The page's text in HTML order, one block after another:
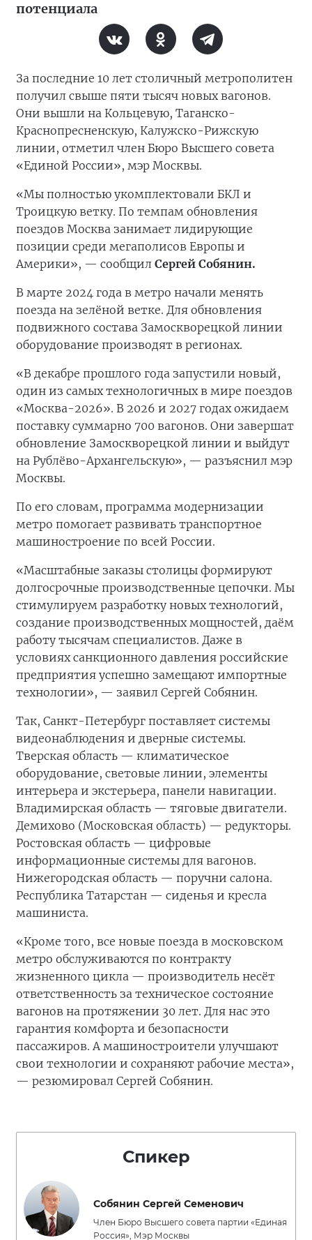
потенциала
За последние 10 лет столичный метрополитен
получил свыше пяти тысяч новых вагонов.
Они вышли на Кольцевую, Таганско-
Краснопресненскую, Калужско-Рижскую
линии, отметил член Бюро Высшего совета
«Единой России», мэр Москвы.
«Мы полностью укомплектовали БКЛ и
Троицкую ветку. По темпам обновления
поездов Москва занимает лидирующие
позиции среди мегаполисов Европы и
Америки», — сообщил Сергей Собянин.
В марте 2024 года в метро начали менять
поезда на зелёной ветке. Для обновления
подвижного состава Замоскворецкой линии
оборудование производят в регионах.
«В декабре прошлого года запустили новый,
один из самых технологичных в мире поездов
«Москва-2026». В 2026 и 2027 годах ожидаем
поставку суммарно 700 вагонов. Они завершат
обновление Замоскворецкой линии и выйдут
на Рублёво-Архангельскую», — разъяснил мэр
Москвы.
По его словам, программа модернизации
метро помогает развивать транспортное
машиностроение по всей России.
«Масштабные заказы столицы формируют
долгосрочные производственные цепочки. Мы
стимулируем разработку новых технологий,
создание производственных мощностей, даём
работу тысячам специалистов. Даже в
условиях санкционного давления российские
предприятия успешно замещают импортные
технологии», — заявил Сергей Собянин.
Так, Санкт-Петербург поставляет системы
видеонаблюдения и дверные системы.
Тверская область — климатическое
оборудование, световые линии, элементы
интерьера и экстерьера, панели навигации.
Владимирская область — тяговые двигатели.
Демихово (Московская область) — редукторы.
Ростовская область — цифровые
информационные системы для вагонов.
Нижегородская область — поручни салона.
Республика Татарстан — сиденья и кресла
машиниста.
«Кроме того, все новые поезда в московском
метро обслуживаются по контракту
жизненного цикла — производитель несёт
ответственность за техническое состояние
вагонов на протяжении 30 лет. Для нас это
гарантия комфорта и безопасности
пассажиров. А машиностроители улучшают
свои технологии и сохраняют рабочие места»,
— резюмировал Сергей Собянин.
Спикер
Собянин Сергей Семенович
Член Бюро Высшего совета партии «Единая
Россия», Мэр Москвы